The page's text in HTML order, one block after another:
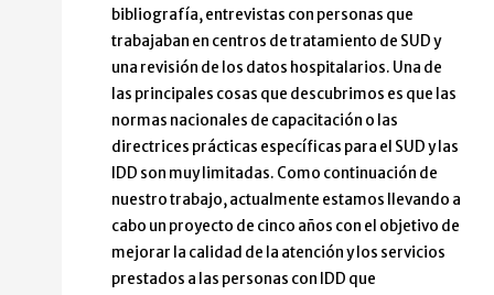
bibliografía, entrevistas con personas que
trabajaban en centros de tratamiento de SUD y
una revisión de los datos hospitalarios. Una de
las principales cosas que descubrimos es que las
normas nacionales de capacitación o las
directrices prácticas específicas para el SUD y las
IDD son muy limitadas. Como continuación de
nuestro trabajo, actualmente estamos llevando a
cabo un proyecto de cinco años con el objetivo de
mejorar la calidad de la atención y los servicios
prestados a las personas con IDD que